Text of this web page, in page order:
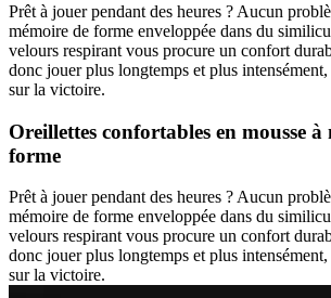
Prêt à jouer pendant des heures ? Aucun
mémoire de forme enveloppée dans du
velours respirant vous procure un confort
donc jouer plus longtemps et plus
sur la victoire.
Oreillettes confortables en mousse à
forme
Prêt à jouer pendant des heures ? Aucun
mémoire de forme enveloppée dans du
velours respirant vous procure un confort
donc jouer plus longtemps et plus
sur la victoire.